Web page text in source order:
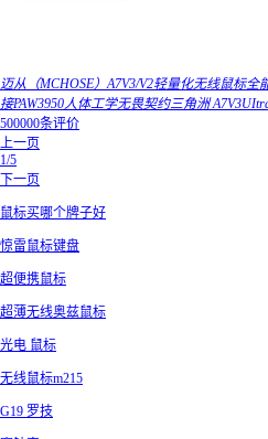
迈从（MCHOSE）A7V3/V2轻量化无线鼠标
接PAW3950人体工学无畏契约三角洲
500000条评价
上一页
1/5
下一页
鼠标买哪个牌子好
惊雷鼠标键盘
超便携鼠标
超薄无线奥兹鼠标
光电 鼠标
无线鼠标m215
G19 罗技